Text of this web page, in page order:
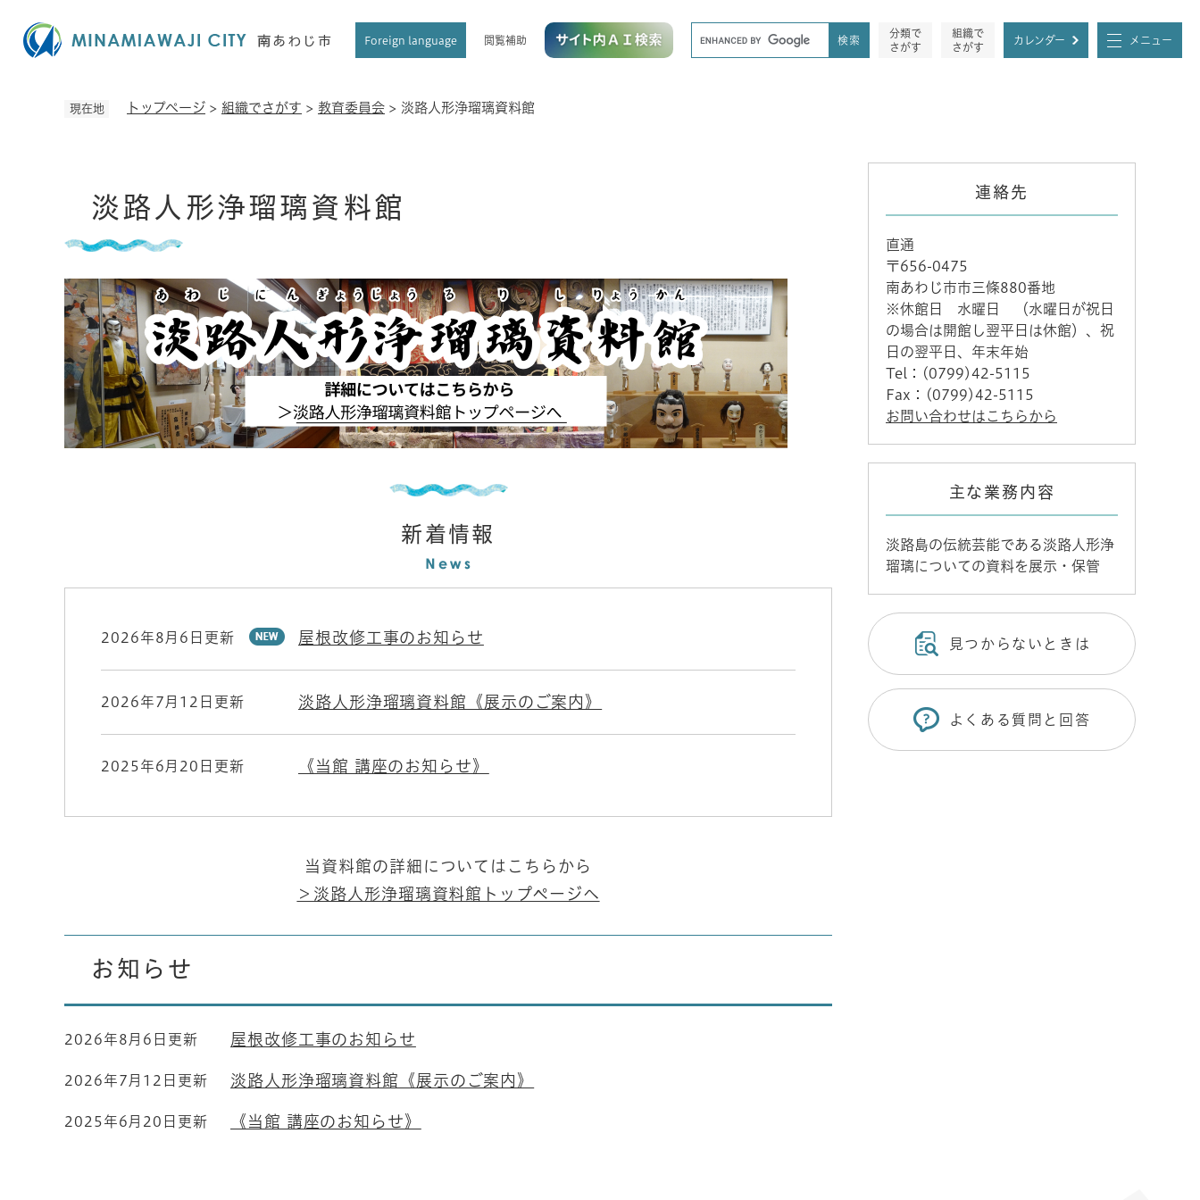
Foreign language 閲覧補助
分類で
さがす
組織で
さがす
カレンダー メニュー
現在地 トップページ > 組織でさがす > 教育委員会 > 淡路人形浄瑠璃資料館
淡路人形浄瑠璃資料館
新着情報
2026年8月6日更新 屋根改修工事のお知らせ
2026年7月12日更新 淡路人形浄瑠璃資料館《展示のご案内》
2025年6月20日更新 《当館 講座のお知らせ》
当資料館の詳細についてはこちらから
＞淡路人形浄瑠璃資料館トップページへ
お知らせ
2026年8月6日更新 屋根改修工事のお知らせ
2026年7月12日更新 淡路人形浄瑠璃資料館《展示のご案内》
2025年6月20日更新 《当館 講座のお知らせ》
連絡先
直通
〒656-0475
南あわじ市市三條880番地
※休館日 水曜日 （水曜日が祝日
の場合は開館し翌平日は休館）、祝
日の翌平日、年末年始
Tel：(0799)42-5115
Fax：(0799)42-5115
お問い合わせはこちらから
主な業務内容
淡路島の伝統芸能である淡路人形浄
瑠璃についての資料を展示・保管
見つからないときは
よくある質問と回答